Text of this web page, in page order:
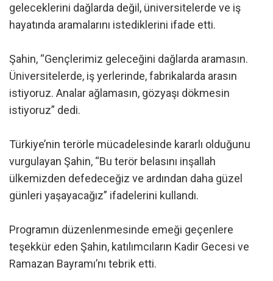
geleceklerini dağlarda değil, üniversitelerde ve iş
hayatında aramalarını istediklerini ifade etti.
Şahin, “Gençlerimiz geleceğini dağlarda aramasın.
Üniversitelerde, iş yerlerinde, fabrikalarda arasın
istiyoruz. Analar ağlamasın, gözyaşı dökmesin
istiyoruz” dedi.
Türkiye’nin terörle mücadelesinde kararlı olduğunu
vurgulayan Şahin, “Bu terör belasını inşallah
ülkemizden defedeceğiz ve ardından daha güzel
günleri yaşayacağız” ifadelerini kullandı.
Programın düzenlenmesinde emeği geçenlere
teşekkür eden Şahin, katılımcıların Kadir Gecesi ve
Ramazan Bayramı’nı tebrik etti.